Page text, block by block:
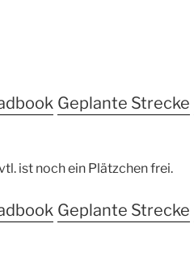
Geplante Strecke
ist noch ein Plätzchen frei.
Geplante Strecke